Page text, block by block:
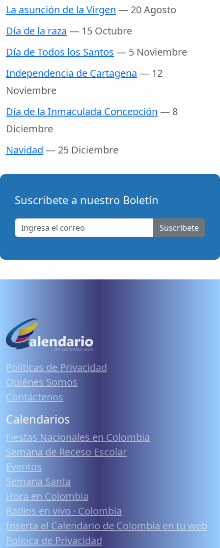
La asunción de la Virgen — 20 Agosto
Día de la raza — 15 Octubre
Día de Todos los Santos — 5 Noviembre
Independencia de Cartagena — 12
Noviembre
Día de la Inmaculada Concepción — 8
Diciembre
Navidad — 25 Diciembre
Suscribete a nuestro Boletín
Suscribete
Políticas de Privacidad
Quiénes Somos
Contáctenos
Calendarios
Fiestas Nacionales en Colombia
Semana de Receso Escolar
Eventos
Semana Santa
Hora en Colombia
Radios en vivo · Colombia
Inserta el Calendario de Colombia en tu web
Política de Privacidad